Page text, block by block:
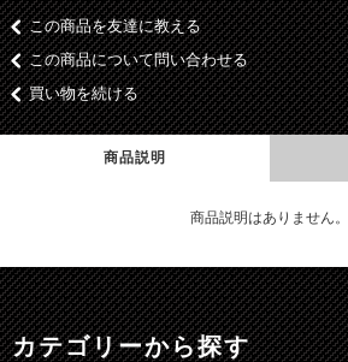
この商品を友達に教える
この商品について問い合わせる
買い物を続ける
商品説明
商品説明はありません。
カテゴリーから探す